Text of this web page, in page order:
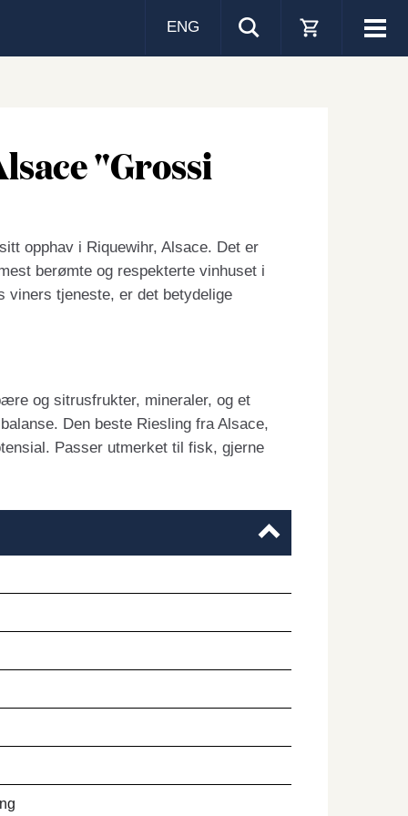
Visa
ENG
"Grossi
opphav i Riquewihr, Alsace. Det er
berømte og respekterte vinhuset i
viners tjeneste, er det betydelige
og sitrusfrukter, mineraler, og et
Den beste Riesling fra Alsace,
Passer utmerket til fisk, gjerne